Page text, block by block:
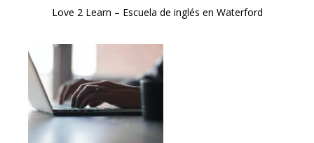
Love 2 Learn – Escuela de inglés en Waterford